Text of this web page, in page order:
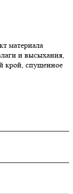
материала
и высыхания,
крой, спущенное